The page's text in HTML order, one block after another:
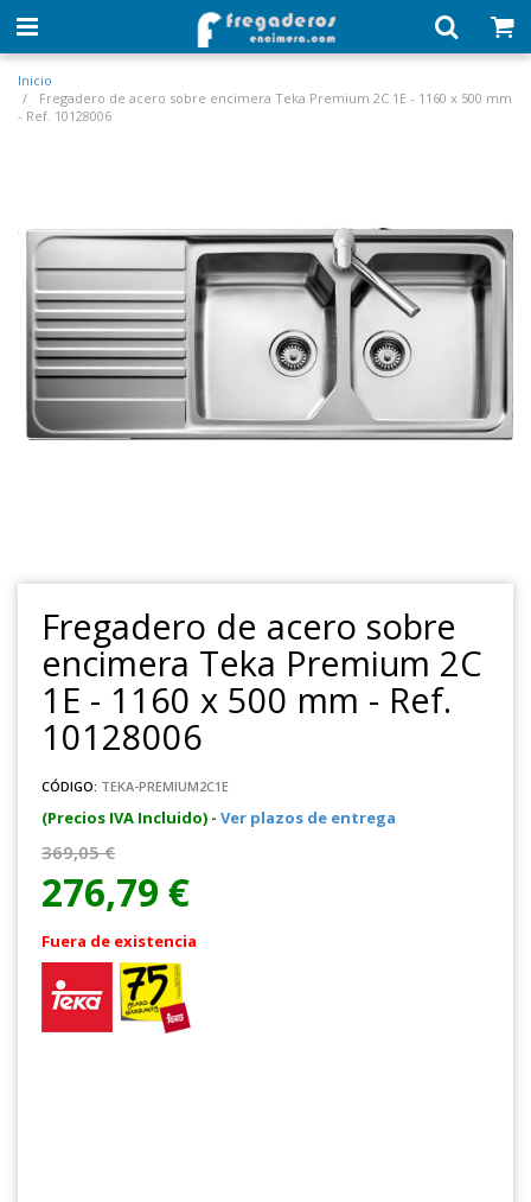
Inicio
Fregadero de acero sobre encimera Teka Premium 2C 1E - 1160 x 500 mm
- Ref. 10128006
Fregadero de acero sobre
encimera Teka Premium 2C
1E - 1160 x 500 mm - Ref.
10128006
CÓDIGO: TEKA-PREMIUM2C1E
(Precios IVA Incluido) - Ver plazos de entrega
369,05 €
276,79 €
Fuera de existencia